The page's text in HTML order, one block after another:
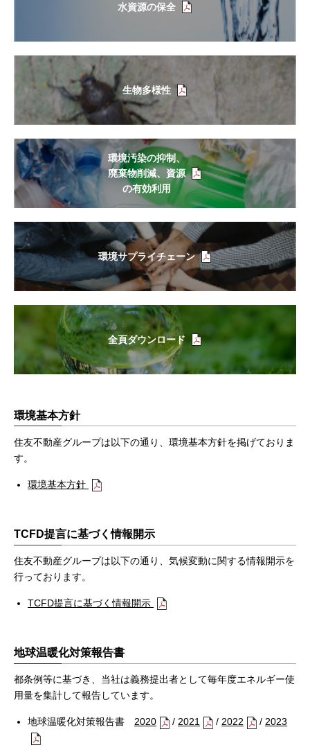
水資源の保全
生物多様性
環境汚染の抑制、
廃棄物削減、資源
の有効利用
環境サプライチェーン
全頁ダウンロード
環境基本方針
住友不動産グループは以下の通り、環境基本方針を掲げておりま
す。
環境基本方針
TCFD提言に基づく情報開示
住友不動産グループは以下の通り、気候変動に関する情報開示を
行っております。
TCFD提言に基づく情報開示
地球温暖化対策報告書
都条例等に基づき、当社は義務提出者として毎年度エネルギー使
用量を集計して報告しています。
地球温暖化対策報告書 2020 / 2021 / 2022 / 2023